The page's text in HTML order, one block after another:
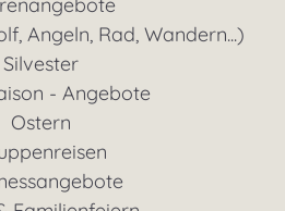
Angeln, Rad, Wandern...)
Silvester
- Angebote
Ostern